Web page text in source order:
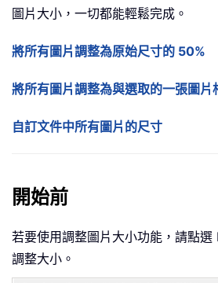
圖片大小，一切都能輕鬆完成。
將所有圖片調整為原始尺寸的 50%
將所有圖片調整為與選取的一張圖片
自訂文件中所有圖片的尺寸
開始前
若要使用調整圖片大小功能，請點選
調整大小。